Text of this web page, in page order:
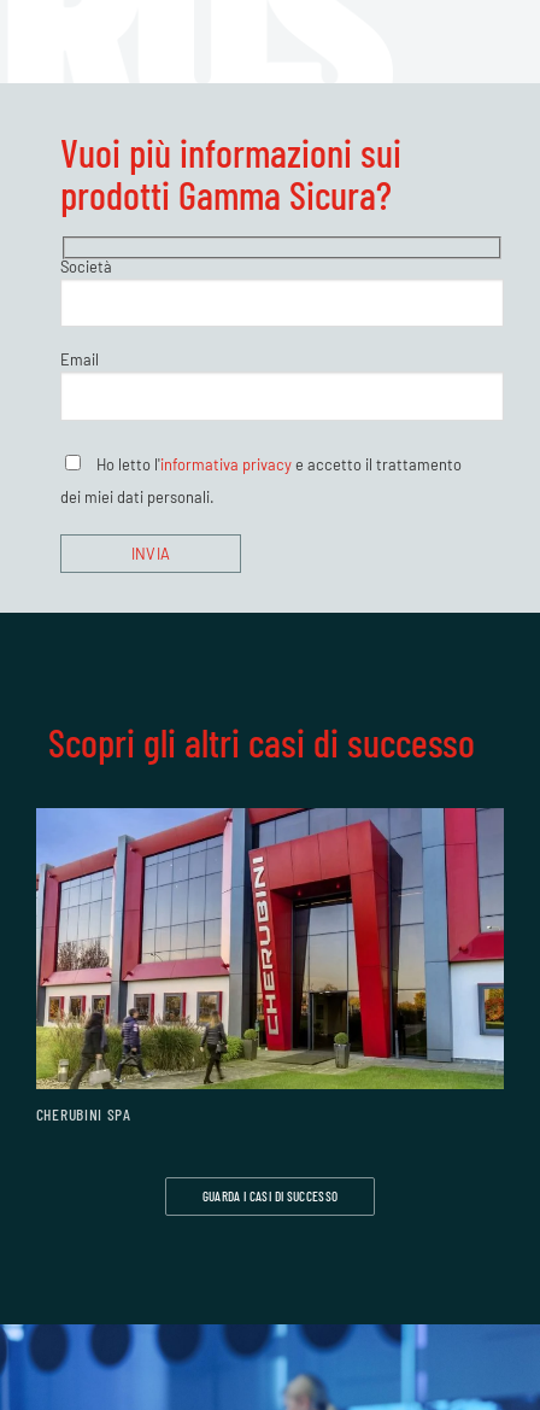
Vuoi più informazioni sui
prodotti Gamma Sicura?
Società
Email
Ho letto l'informativa privacye accetto il trattamento
dei miei dati personali.
Scopri gli altri casi di successo
CHERUBINI SPA
GUARDA I CASI DI SUCCESSO